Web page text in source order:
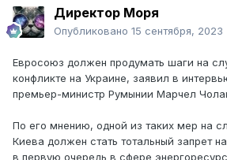
Директор Моря
Опубликовано 15 сентября, 2023
Евросоюз должен продумать шаги на
конфликте на Украине, заявил в
премьер-министр Румынии Марчел
По его мнению, одной из таких мер на
Киева должен стать тотальный запрет
в первую очередь в сфере